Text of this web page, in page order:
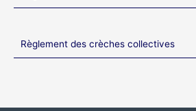
Règlement des crèches collectives